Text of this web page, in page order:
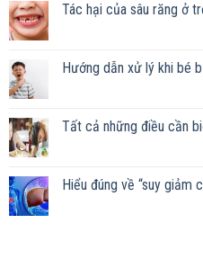
Tác hại của sâu răng ở
Hướng dẫn xử lý khi bé
Tất cả những điều cần
Hiểu đúng về “suy giảm